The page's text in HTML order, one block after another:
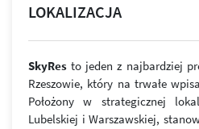
LOKALIZACJA
SkyRes to jeden z najbardziej
Rzeszowie, który na trwałe
Położony w strategicznej
Lubelskiej i Warszawskiej,